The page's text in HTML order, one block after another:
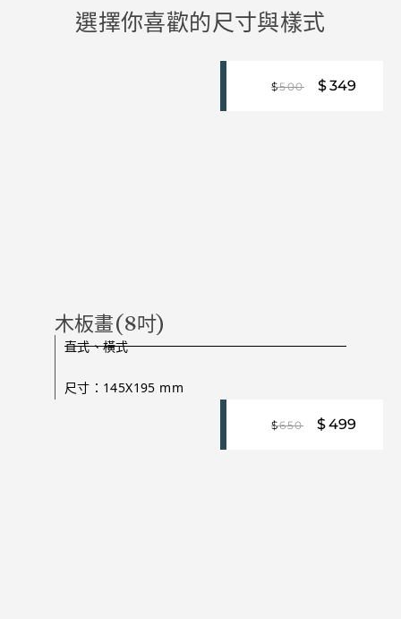
選擇你喜歡的尺寸與樣式
木板畫(8吋)
$500 $349
直式、橫式
尺寸：145X195 mm
$650 $499